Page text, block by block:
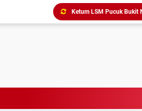
Triliunan Bantuan
Menindak Lanjuti Arahan